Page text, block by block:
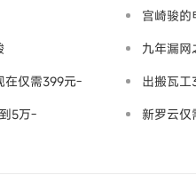
宫崎骏
九年漏
在仅需399元-
出搬瓦
5万-
新罗云仅